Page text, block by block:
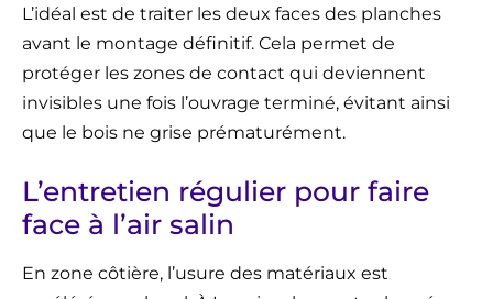
L’idéal est de traiter les deux faces des planches
avant le montage définitif. Cela permet de
protéger les zones de contact qui deviennent
invisibles une fois l’ouvrage terminé, évitant ainsi
que le bois ne grise prématurément.
L’entretien régulier pour faire
face à l’air salin
En zone côtière, l’usure des matériaux est